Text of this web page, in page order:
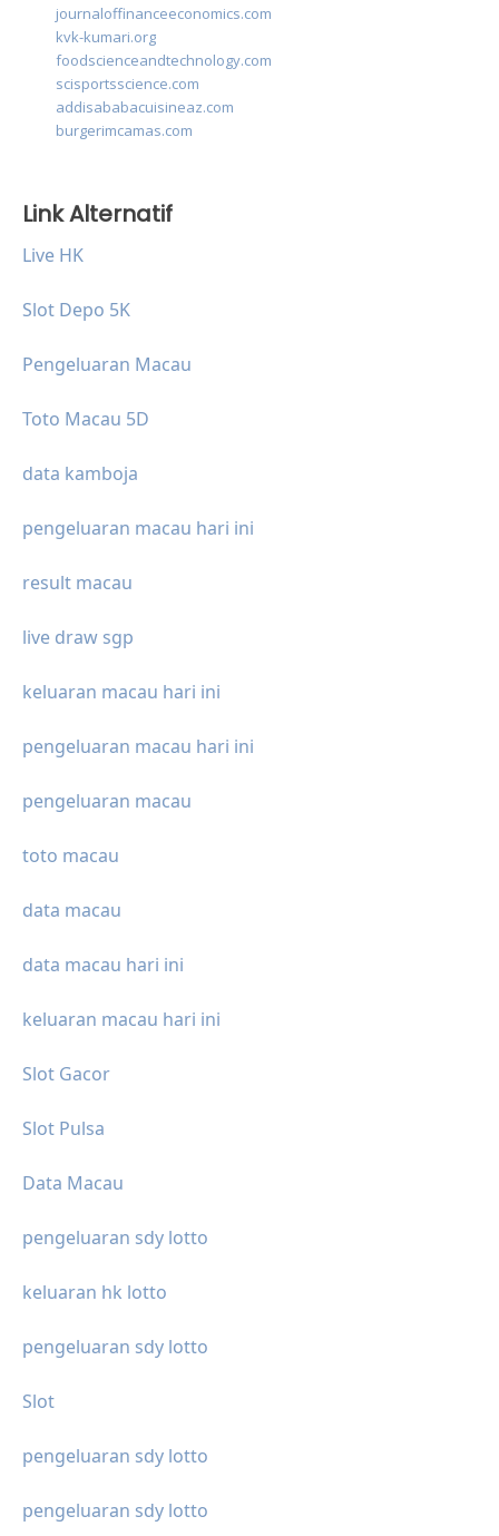
journaloffinanceeconomics.com
kvk-kumari.org
foodscienceandtechnology.com
scisportsscience.com
addisababacuisineaz.com
burgerimcamas.com
Link Alternatif
Live HK
Slot Depo 5K
Pengeluaran Macau
Toto Macau 5D
data kamboja
pengeluaran macau hari ini
result macau
live draw sgp
keluaran macau hari ini
pengeluaran macau hari ini
pengeluaran macau
toto macau
data macau
data macau hari ini
keluaran macau hari ini
Slot Gacor
Slot Pulsa
Data Macau
pengeluaran sdy lotto
keluaran hk lotto
pengeluaran sdy lotto
Slot
pengeluaran sdy lotto
pengeluaran sdy lotto